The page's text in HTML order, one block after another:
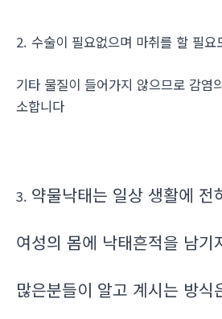
2. 수술이 필요없으며 마취를 할 필요
기타 물질이 들어가지 않으므로 감염
소합니다
3. 약물낙태는 일상 생활에 전
여성의 몸에 낙태흔적을 남기
많은분들이 알고 계시는 방식